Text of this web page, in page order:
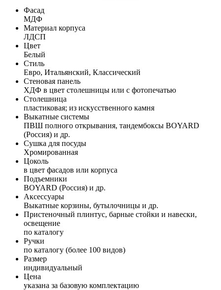
Фасад
МДФ
Материал корпуса
ЛДСП
Цвет
Белый
Стиль
Евро, Итальянский, Классический
Стеновая панель
ХДФ в цвет столешницы или с фотопечатью
Столешница
пластиковая; из искусственного камня
Выкатные системы
ПВШ полного открывания, тандембоксы BOYARD
(Россия) и др.
Сушка для посуды
Хромированная
Цоколь
в цвет фасадов или корпуса
Подъемники
BOYARD (Россия) и др.
Аксессуары
Выкатные корзины, бутылочницы и др.
Пристеночный плинтус, барные стойки и навески,
освещение
по каталогу
Ручки
по каталогу (более 100 видов)
Размер
индивидуальный
Цена
указана за базовую комплектацию